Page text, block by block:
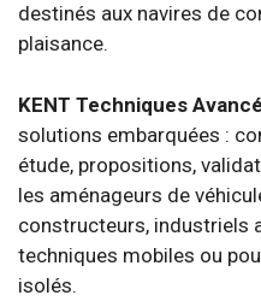
destinés aux navires de
plaisance.
KENT Techniques
solutions embarquées :
étude, propositions,
les aménageurs de
constructeurs, industriels
techniques mobiles ou
isolés.